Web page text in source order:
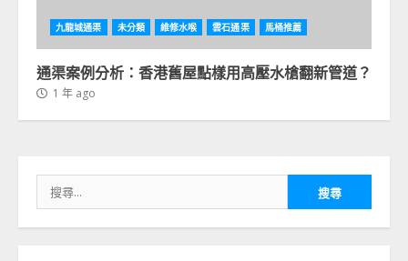
九龍城通渠 未分類 維修水喉 雲石通渠 馬桶推薦
通渠案例分析：香港舊屋點樣用高壓水槍翻新管道？
1 年 ago
尋
關